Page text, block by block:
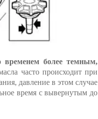
временем более темным,
часто происходит при
давление в этом случае
время с вывернутым до